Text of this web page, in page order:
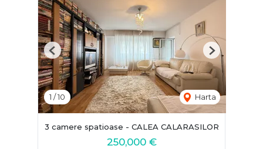
1 /10 Harta
Previous Next
3 camere spatioase - CALEA CALARASILOR
250,000 €